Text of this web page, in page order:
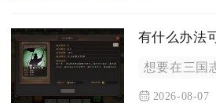
2026-08-07